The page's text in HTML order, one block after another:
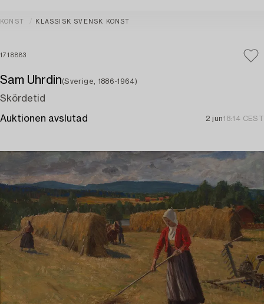
KONST KLASSISK SVENSK KONST
1718883
Sam Uhrdin(Sverige, 1886-1964)
Skördetid
Auktionen avslutad 2 jun18:14 CEST